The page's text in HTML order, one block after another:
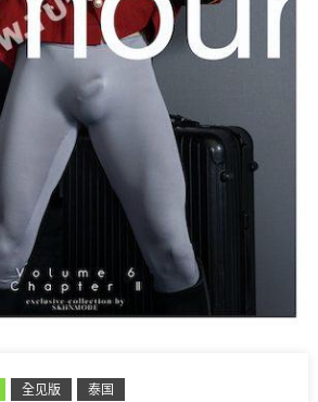
全见版 泰国